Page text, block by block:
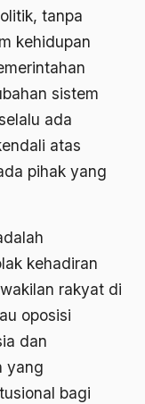
tanpa
kehidupan
sistem
ada
atas
pihak yang
kehadiran
rakyat di
oposisi
dan
yang
bagi